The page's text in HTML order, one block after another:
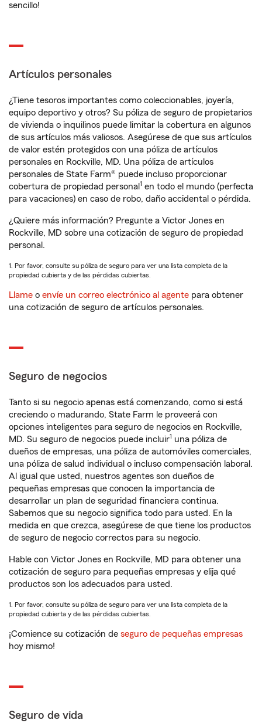
sencillo!
Artículos personales
¿Tiene tesoros importantes como coleccionables, joyería,
equipo deportivo y otros? Su póliza de seguro de propietarios
de vivienda o inquilinos puede limitar la cobertura en algunos
de sus artículos más valiosos. Asegúrese de que sus artículos
de valor estén protegidos con una póliza de artículos
personales en Rockville, MD. Una póliza de artículos
personales de State Farm® puede incluso proporcionar
cobertura de propiedad personal 1 en todo el mundo (perfecta
para vacaciones) en caso de robo, daño accidental o pérdida.
¿Quiere más información? Pregunte a Victor Jones en
Rockville, MD sobre una cotización de seguro de propiedad
personal.
1. Por favor, consulte su póliza de seguro para ver una lista completa de la
propiedad cubierta y de las pérdidas cubiertas.
Llame o envíe un correo electrónico al agente para obtener
una cotización de seguro de artículos personales.
Seguro de negocios
Tanto si su negocio apenas está comenzando, como si está
creciendo o madurando, State Farm le proveerá con
opciones inteligentes para seguro de negocios en Rockville,
MD. Su seguro de negocios puede incluir1 una póliza de
dueños de empresas, una póliza de automóviles comerciales,
una póliza de salud individual o incluso compensación laboral.
Al igual que usted, nuestros agentes son dueños de
pequeñas empresas que conocen la importancia de
desarrollar un plan de seguridad financiera continua.
Sabemos que su negocio significa todo para usted. En la
medida en que crezca, asegúrese de que tiene los productos
de seguro de negocio correctos para su negocio.
Hable con Victor Jones en Rockville, MD para obtener una
cotización de seguro para pequeñas empresas y elija qué
productos son los adecuados para usted.
1. Por favor, consulte su póliza de seguro para ver una lista completa de la
propiedad cubierta y de las pérdidas cubiertas.
¡Comience su cotización de seguro de pequeñas empresas
hoy mismo!
Seguro de vida